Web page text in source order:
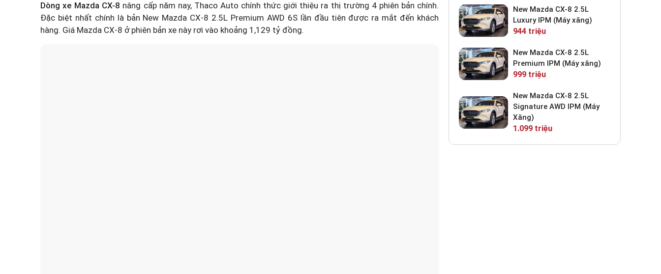
Dòng xe Mazda CX-8 nâng cấp năm nay, Thaco Auto chính thức giới thiệu ra thị trường 4 phiên bản chính.
Đặc biệt nhất chính là bản New Mazda CX-8 2.5L Premium AWD 6S lần đầu tiên được ra mắt đến khách
hàng. Giá Mazda CX-8 ở phiên bản xe này rơi vào khoảng 1,129 tỷ đồng.
New Mazda CX-8 2.5L
Luxury IPM (Máy xăng)
944 triệu
New Mazda CX-8 2.5L
Premium IPM (Máy xăng)
999 triệu
New Mazda CX-8 2.5L
Signature AWD IPM (Máy
Xăng)
1.099 triệu